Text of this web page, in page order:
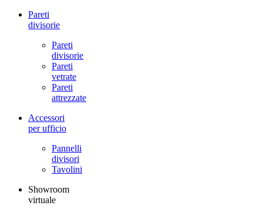
Pareti
divisorie
Pareti
divisorie
Pareti
vetrate
Pareti
attrezzate
Accessori
per ufficio
Pannelli
divisori
Tavolini
Showroom
virtuale